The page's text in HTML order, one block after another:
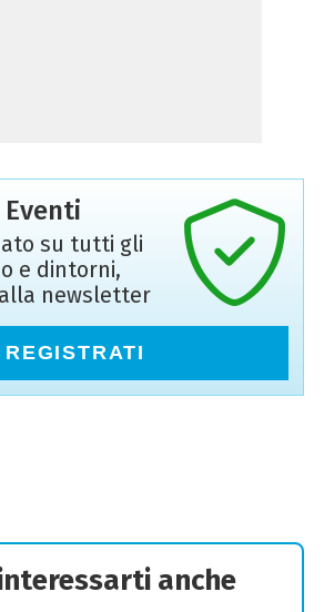
su tutti gli
e dintorni,
newsletter
REGISTRATI
anche